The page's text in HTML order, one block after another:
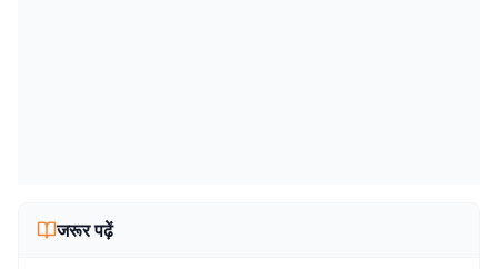
जरूर पढ़ें